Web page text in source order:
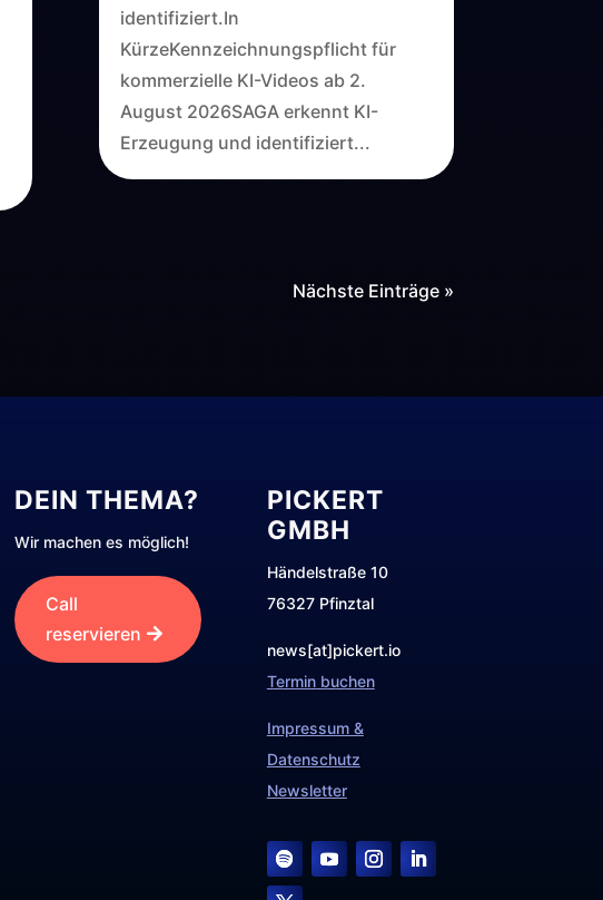
identifiziert.In
KürzeKennzeichnungspflicht für
kommerzielle KI-Videos ab 2.
August 2026SAGA erkennt KI-
Erzeugung und identifiziert...
Nächste Einträge »
DEIN THEMA?
Wir machen es möglich!
Call
reservieren
PICKERT
GMBH
Händelstraße 10
76327 Pfinztal
news[at]pickert.io
Termin buchen
Impressum &
Datenschutz
Newsletter